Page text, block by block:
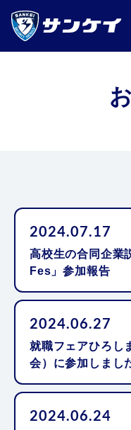
2024.07.17
高校生の合同企業
Fes」参加報告
2024.06.27
就職フェアひろし
会）に参加しまし
2024.06.24